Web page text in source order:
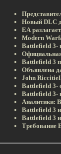
Новый DLC
EA
Modern
Battlefield 3-
Battlefield 3
Объявлена
John
Battlefield 3-
Battlefield 3-
Аналитики:
Battlefield 3
Battlefield 3
Требование